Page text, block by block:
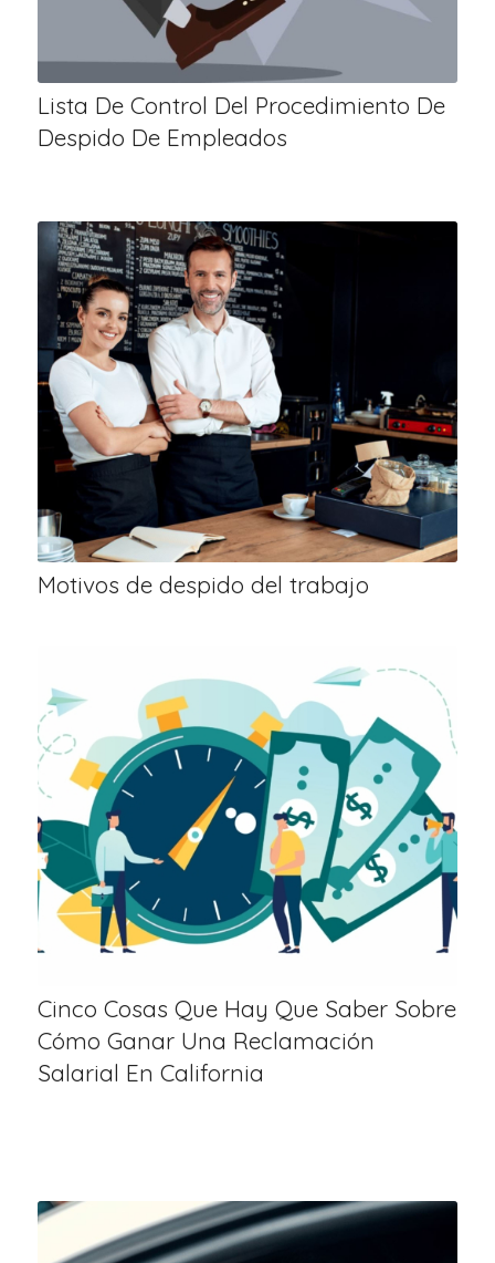
Lista De Control Del Procedimiento De
Despido De Empleados
Motivos de despido del trabajo
Cinco Cosas Que Hay Que Saber Sobre
Cómo Ganar Una Reclamación
Salarial En California